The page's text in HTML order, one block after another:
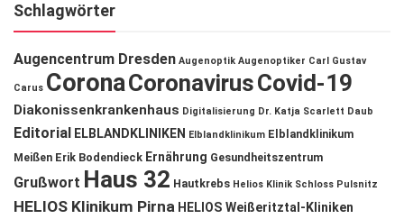
Schlagwörter
Augencentrum Dresden Augenoptik Augenoptiker Carl Gustav
Carus CoronaCoronavirusCovid-19
Diakonissenkrankenhaus Digitalisierung Dr. Katja Scarlett Daub
Editorial ELBLANDKLINIKEN Elblandklinikum Elblandklinikum
Meißen Erik Bodendieck Ernährung Gesundheitszentrum
Grußwort Haus 32 Hautkrebs Helios Klinik Schloss Pulsnitz
HELIOS Klinikum Pirna HELIOS Weißeritztal-Kliniken